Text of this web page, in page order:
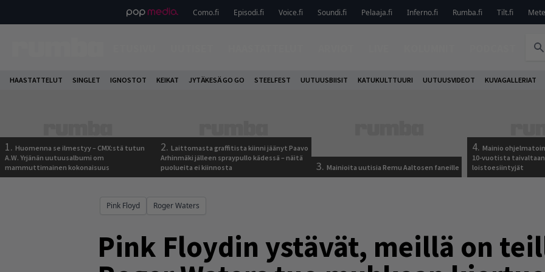
Como.fi Episodi.fi Voice.fi Soundi.fi Pelaaja.fi Inferno.fi Rumba.fi Tilt.fi
HAASTATTELUT SINGLET IGNOSTOT KEIKAT JYTÄKESÄ GO GO STEELFEST UUTUUSBIISIT KATUKULTTUURI UUTUUSVIDEOT KUVAGALLERIAT
1. Huomenna se ilmestyy – CMX:stä tutun
A.W. Yrjänän uutuusalbumi om
mammuttimainen kokonaisuus
2. Laittomasta graffitista kiinni jäänyt Paavo
Arhinmäki jälleen spraypullo kädessä – näitä
puolueita ei kiinnosta
3. Mainioita uutisia Remu Aaltosen faneille
4. Mainio
10-vuotista
loistoesiintyjät
Pink Floyd Roger Waters
Pink Floydin ystävät, meillä on